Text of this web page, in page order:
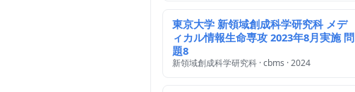
東京大学 新領域創成科学研究科 メデ
ィカル情報生命専攻 2023年8月実施 問
題8
新領域創成科学研究科 · cbms · 2024